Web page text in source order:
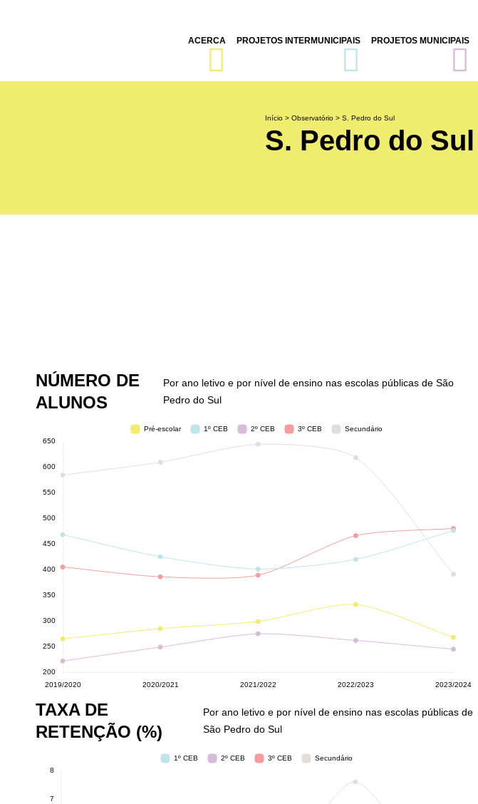
ACERCA PROJETOS INTERMUNICIPAIS PROJETOS MUNICIPAIS
Início > Observatório > S. Pedro do Sul
S. Pedro do Sul
NÚMERO DE
ALUNOS
Por ano letivo e por nível de ensino nas escolas públicas de São
Pedro do Sul
TAXA DE
RETENÇÃO (%)
Por ano letivo e por nível de ensino nas escolas públicas de
São Pedro do Sul